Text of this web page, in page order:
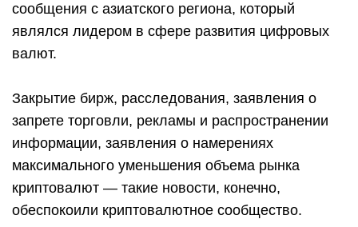
сообщения с азиатского региона, который
являлся лидером в сфере развития цифровых
валют.
Закрытие бирж, расследования, заявления о
запрете торговли, рекламы и распространении
информации, заявления о намерениях
максимального уменьшения объема рынка
криптовалют — такие новости, конечно,
обеспокоили криптовалютное сообщество.